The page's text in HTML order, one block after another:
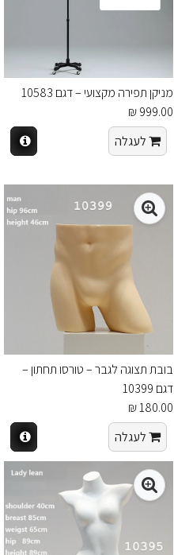
מניקן תפירה מקצועי – דגם 10583
999.00 ₪
לעגלה
בובת תצוגה לגבר – טורסו תחתון –
דגם 10399
180.00 ₪
לעגלה